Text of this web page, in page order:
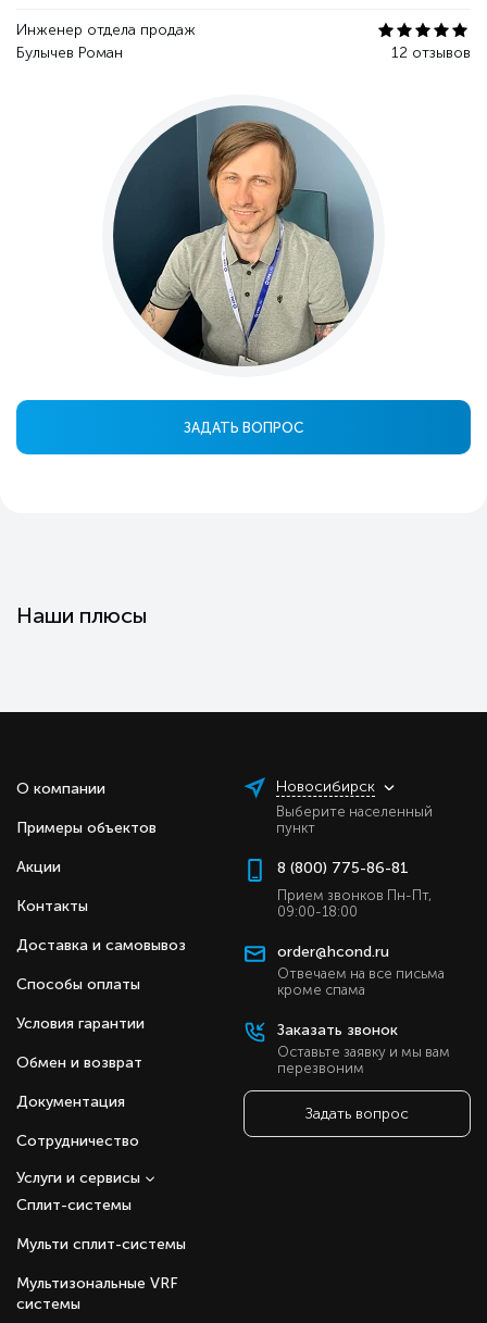
Инженер отдела продаж
Булычев Роман
12 отзывов
ЗАДАТЬ ВОПРОС
Наши плюсы
О компании
Примеры объектов
Акции
Контакты
Доставка и самовывоз
Способы оплаты
Условия гарантии
Обмен и возврат
Документация
Сотрудничество
Сплит-системы
Мульти сплит-системы
Мультизональные VRF
системы
Услуги и сервисы
Новосибирск
Выберите населенный
пункт
8 (800) 775-86-81
Прием звонков Пн-Пт,
09:00-18:00
order@hcond.ru
Отвечаем на все письма
кроме спама
Заказать звонок
Оставьте заявку и мы вам
перезвоним
Задать вопрос